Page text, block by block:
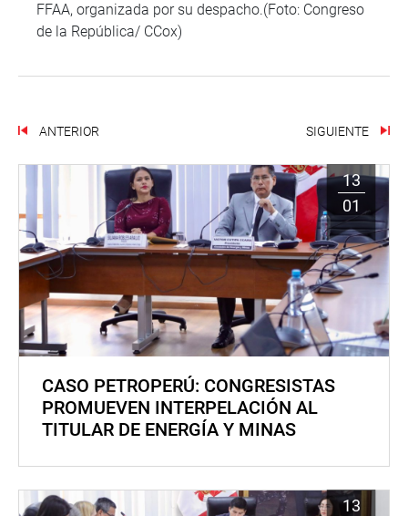
FFAA, organizada por su despacho.(Foto: Congreso
de la República/ CCox)
ANTERIOR SIGUIENTE
13
01
CASO PETROPERÚ: CONGRESISTAS
PROMUEVEN INTERPELACIÓN AL
TITULAR DE ENERGÍA Y MINAS
13